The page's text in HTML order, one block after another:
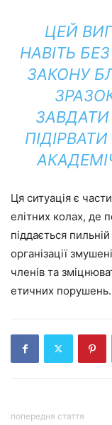
ЦЕЙ
НАВІТЬ
ЗАКОНУ
ЗАВДАТИ
Ця ситуація є
елітних колах, де
піддається
організації
членів та
етичних порушень.
попередня стаття